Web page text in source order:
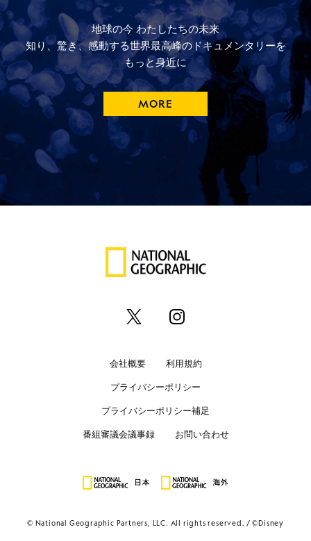
地球の今 わたしたちの未来
知り、驚き、感動する世界最高峰のドキュメンタリーを
もっと身近に
MORE
会社概要 利用規約
プライバシーポリシー
プライバシーポリシー補足
番組審議会議事録 お問い合わせ
© National Geographic Partners, LLC. All rights reserved. ©Disney